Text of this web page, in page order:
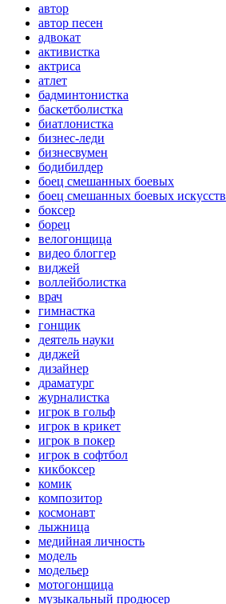
автор
автор песен
адвокат
активистка
актриса
атлет
бадминтонистка
баскетболистка
биатлонистка
бизнес-леди
бизнесвумен
бодибилдер
боец смешанных боевых
боец смешанных боевых искусств
боксер
борец
велогонщица
видео блоггер
виджей
воллейболистка
врач
гимнастка
гонщик
деятель науки
диджей
дизайнер
драматург
журналистка
игрок в гольф
игрок в крикет
игрок в покер
игрок в софтбол
кикбоксер
комик
композитор
космонавт
лыжница
медийная личность
модель
модельер
мотогонщица
музыкальный продюсер